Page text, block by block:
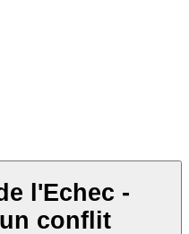
l'Echec -
conflit